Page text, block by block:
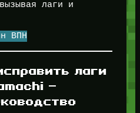
лаги и
лаги
—